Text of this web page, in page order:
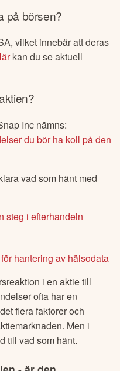
på börsen?
, vilket innebär att deras
kan du se aktuell
Inc nämns:
du bör ha koll på den
vad som hänt med
steg i efterhandeln
hantering av hälsodata
i en aktie till
ofta har en
flera faktorer och
Men i
till vad som hänt.